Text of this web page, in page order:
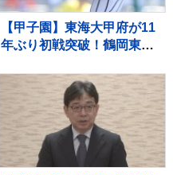
【甲子園】東海大甲府が11
年ぶり初戦突破！鶴岡東に
打など計12安打 左腕・熊
谷晄→エース村尾竜弦の好